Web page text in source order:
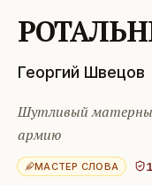
Георгий Швецов
Шутливый матерный
армию
МАСТЕР СЛОВА